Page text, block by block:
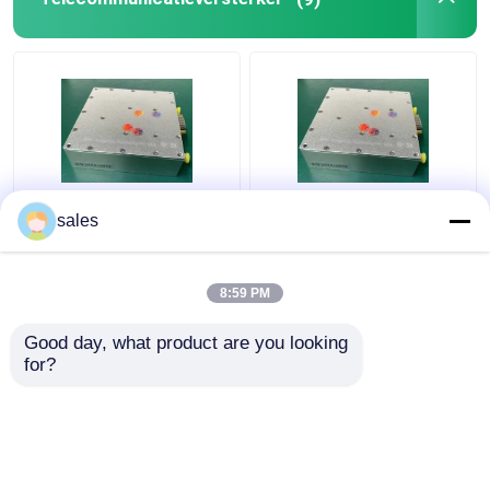
De multiversterker LTE
28 LTE 44 van
Multifunctionele rf-
Zenderversterker
sales
8:59 PM
Good day, what product are you looking
for?